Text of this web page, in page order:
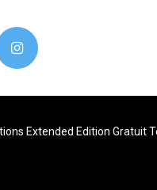
Extended Edition Gratuit